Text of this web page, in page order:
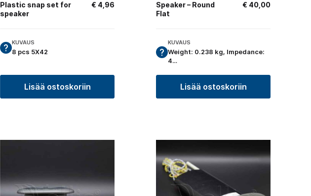
Plastic snap set for
speaker
€ 4,96
KUVAUS
8 pcs 5X42
Lisää ostoskoriin
Speaker – Round
Flat
€ 40,00
KUVAUS
Weight: 0.238 kg, Impedance:
4…
Lisää ostoskoriin